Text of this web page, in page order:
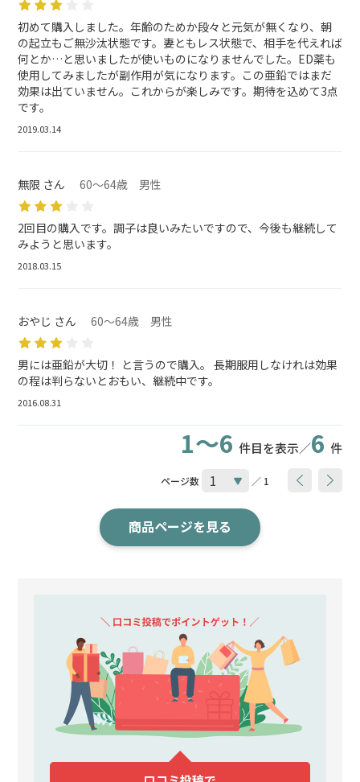
初めて購入しました。年齢のためか段々と元気が無くなり、朝
の起立もご無沙汰状態です。妻ともレス状態で、相手を代えれば
何とか…と思いましたが使いものになりませんでした。ED薬も
使用してみましたが副作用が気になります。この亜鉛ではまだ
効果は出ていません。これからが楽しみです。期待を込めて3点
です。
2019.03.14
無限 さん 60～64歳 男性
2回目の購入です。調子は良いみたいですので、今後も継続して
みようと思います。
2018.03.15
おやじ さん 60～64歳 男性
男には亜鉛が大切！ と言うので購入。 長期服用しなけれは効果
の程は判らないとおもい、継続中です。
2016.08.31
1～6 件目を表示／6 件
ページ数 ／ 1
商品ページを見る